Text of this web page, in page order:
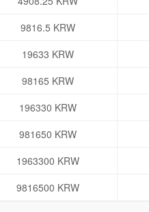
9816.5 KRW
19633 KRW
98165 KRW
196330 KRW
981650 KRW
1963300 KRW
9816500 KRW